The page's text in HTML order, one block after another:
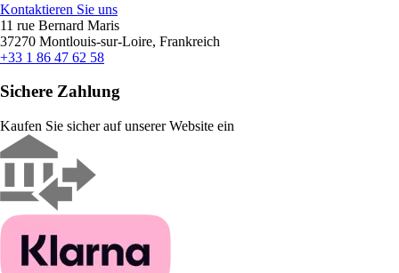
Kontaktieren Sie uns
11 rue Bernard Maris
37270 Montlouis-sur-Loire, Frankreich
+33 1 86 47 62 58
Sichere Zahlung
Kaufen Sie sicher auf unserer Website ein